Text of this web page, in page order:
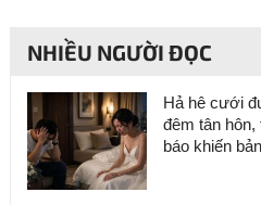
NHIỀU NGƯỜI ĐỌC
Hả hê cưới
đêm tân hôn,
báo khiến